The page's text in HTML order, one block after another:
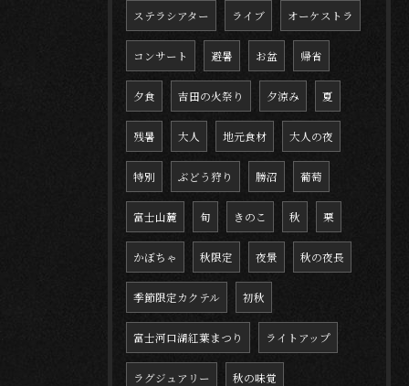
ステラシアター ライブ オーケストラ
コンサート 避暑 お盆 帰省
夕食 吉田の火祭り 夕涼み 夏
残暑 大人 地元食材 大人の夜
特別 ぶどう狩り 勝沼 葡萄
富士山麓 旬 きのこ 秋 栗
かぼちゃ 秋限定 夜景 秋の夜長
季節限定カクテル 初秋
富士河口湖紅葉まつり ライトアップ
ラグジュアリー 秋の味覚